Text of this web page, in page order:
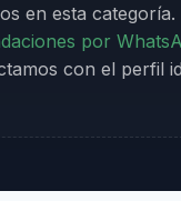
en esta categoría.
por
con el perfil